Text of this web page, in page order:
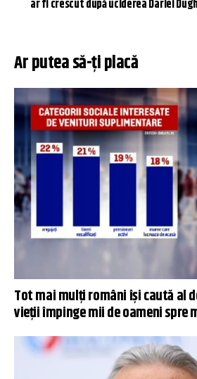
ar fi crescut după uciderea Dariei
Ar putea să-ți placă
Tot mai mulți români își caută al
vieții împinge mii de oameni spre